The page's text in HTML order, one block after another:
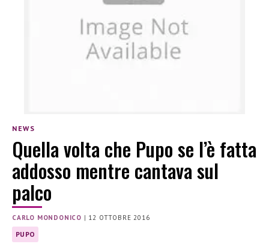
NEWS
Quella volta che Pupo se l’è fatta
addosso mentre cantava sul
palco
CARLO MONDONICO | 12 OTTOBRE 2016
PUPO